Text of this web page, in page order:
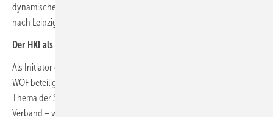
dynamischen Plattform heran, die 8.656 Fachbesuche aus 61 Ländern
nach Leipzig lockte.
Der HKI als zentraler Akteur der WOF und des Fireplace-HUB
Als Initiator des Messeformats war der HKI maßgeblich am Erfolg der
WOF beteiligt. Der neue Besucherrekord war daher auch ein zentrales
Thema der Sitzung. Als Träger des Fireplace-HUB verschaffte der
Verband – wie schon 2023 – der Branche gemeinsam mit